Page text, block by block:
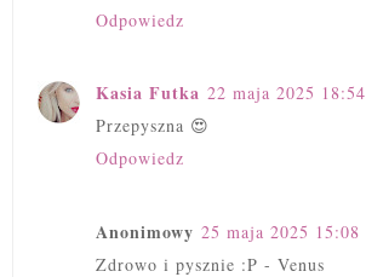
Odpowiedz
Kasia Futka 22 maja 2025 18:54
Przepyszna 😍
Odpowiedz
Anonimowy 25 maja 2025 15:08
Zdrowo i pysznie :P - Venus